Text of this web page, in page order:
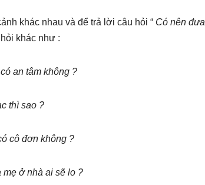
khác nhau và để trả lời câu hỏi “ Có nên
khác như :
an tâm không ?
thì sao ?
cô đơn không ?
ở nhà ai sẽ lo ?